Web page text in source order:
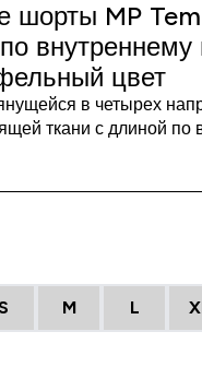
шорты MP
цвет
в четырех
ткани с длиной по
M L